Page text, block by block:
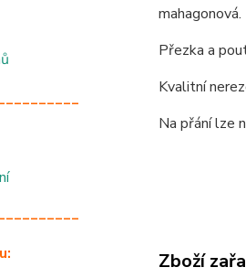
mahagonová.
Přezka a
Kvalitní
Na přání lze
Zboží